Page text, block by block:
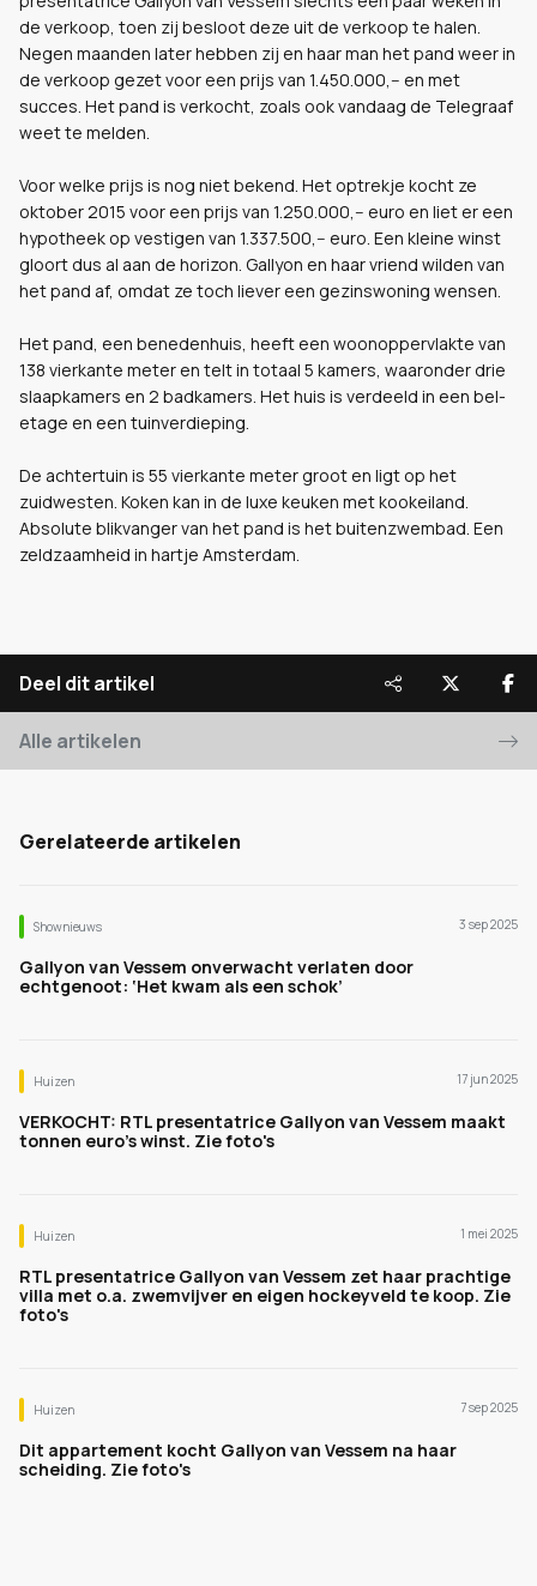
de verkoop, toen zij besloot deze uit de verkoop te halen.
Negen maanden later hebben zij en haar man het pand weer in
de verkoop gezet voor een prijs van 1.450.000,-- en met
succes. Het pand is verkocht, zoals ook vandaag de Telegraaf
weet te melden.
Voor welke prijs is nog niet bekend. Het optrekje kocht ze
oktober 2015 voor een prijs van 1.250.000,-- euro en liet er een
hypotheek op vestigen van 1.337.500,-- euro. Een kleine winst
gloort dus al aan de horizon. Gallyon en haar vriend wilden van
het pand af, omdat ze toch liever een gezinswoning wensen.
Het pand, een benedenhuis, heeft een woonoppervlakte van
138 vierkante meter en telt in totaal 5 kamers, waaronder drie
slaapkamers en 2 badkamers. Het huis is verdeeld in een bel-
etage en een tuinverdieping.
De achtertuin is 55 vierkante meter groot en ligt op het
zuidwesten. Koken kan in de luxe keuken met kookeiland.
Absolute blikvanger van het pand is het buitenzwembad. Een
zeldzaamheid in hartje Amsterdam.
Deel dit artikel
Alle artikelen
Gerelateerde artikelen
Shownieuws 3 sep 2025
Gallyon van Vessem onverwacht verlaten door
echtgenoot: ‘Het kwam als een schok’
Huizen 17 jun 2025
VERKOCHT: RTL presentatrice Gallyon van Vessem maakt
tonnen euro's winst. Zie foto's
Huizen 1 mei 2025
RTL presentatrice Gallyon van Vessem zet haar prachtige
villa met o.a. zwemvijver en eigen hockeyveld te koop. Zie
foto's
Huizen 7 sep 2025
Dit appartement kocht Gallyon van Vessem na haar
scheiding. Zie foto's